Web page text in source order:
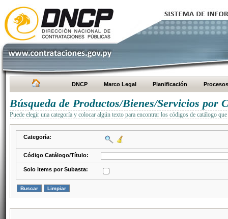
DNCP Marco Legal Planificación Procesos
Búsqueda de Productos/Bienes/Servicios por
Puede elegir una categoría y colocar algún texto para encontrar los códigos de catálogo
Categoría:
Código Catálogo/Título:
Solo items por Subasta: